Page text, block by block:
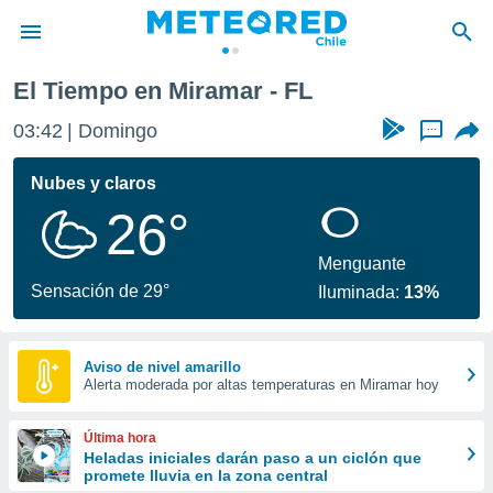
de
por
se
calidad.
a este
las
y
forma
digital
basada
El Tiempo en Miramar - FL
03:42 Domingo ...
Nubes y claros
26°
Sensación de 29°
Menguante
Iluminada: 13%
Aviso de nivel amarillo
Alerta moderada por altas temperaturas en Miramar hoy
Última hora
Heladas iniciales darán paso a un ciclón que
promete lluvia en la zona central